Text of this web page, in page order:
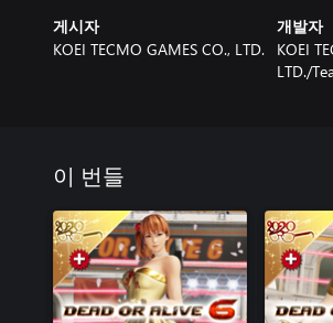
게시자
KOEI TECMO GAMES CO., LTD.
개발자
KOEI
LTD./
이 번들